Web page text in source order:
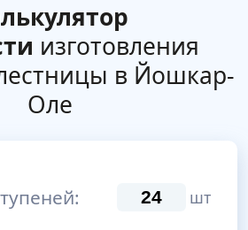
изготовления
в Йошкар-
Оле
шт